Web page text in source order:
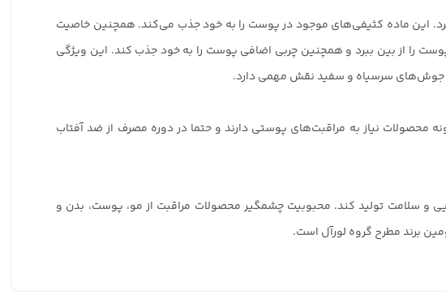
این ماده کثیفی‌های موجود در پوست را به خود جذب می‌کند. همچنین خاصیت
را از بین ببرد و همچنین چربی اضافی پوست را به خود جذب کند. این ویژگی
جوش‌های سرسیاه و سفید نقش مهمی دارد.
محصولات نیاز به مراقبت‌های پوستی دارند و حتما در دوره مصرف از ضد آفتاب
و سلامت تولید کند. محبوبیت چشمگیر محصولات مراقبت از مو، پوست، بدن و
برند مطرح گروه لورآل است.